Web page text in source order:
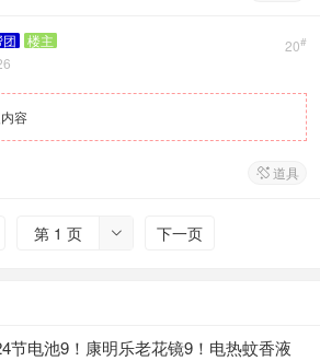
20#
楼主
容
 道具

第 1 页 下一页
节电池9！康明乐老花镜9！电热蚊香液